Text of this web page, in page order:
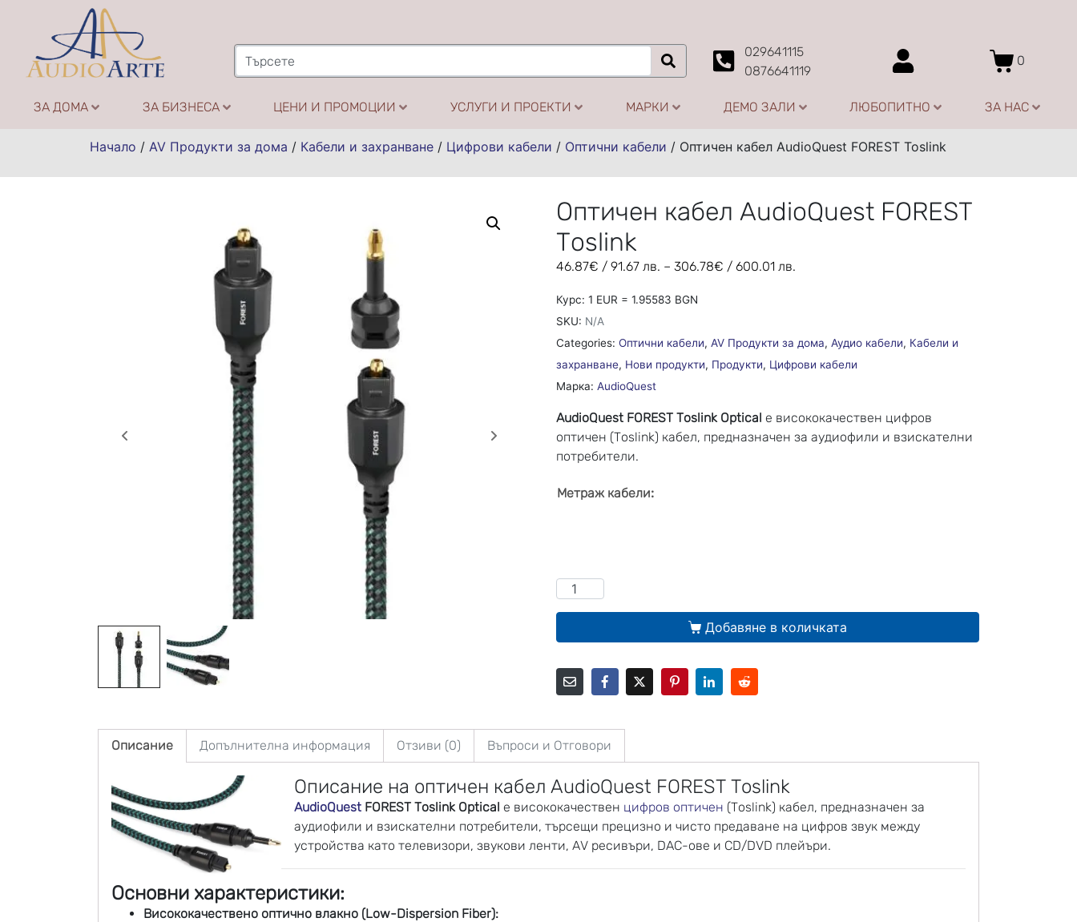
029641115
0876641119
0
ЗА ДОМА ЗА БИЗНЕСА ЦЕНИ И ПРОМОЦИИ УСЛУГИ И ПРОЕКТИ МАРКИ ДЕМО ЗАЛИ ЛЮБОПИТНО ЗА НАС
Начало / AV Продукти за дома / Кабели и захранване / Цифрови кабели / Оптични кабели / Оптичен кабел AudioQuest FOREST Toslink
Оптичен кабел AudioQuest FOREST
Toslink
46.87€ / 91.67 лв. – 306.78€ / 600.01 лв.
Курс: 1 EUR = 1.95583 BGN
SKU: N/A
Categories: Оптични кабели, AV Продукти за дома, Аудио кабели, Кабели и
захранване, Нови продукти, Продукти, Цифрови кабели
Марка: AudioQuest
AudioQuest FOREST Toslink Optical е висококачествен цифров
оптичен (Toslink) кабел, предназначен за аудиофили и взискателни
потребители.
Метраж кабели:
Добавяне в количката
Описание Допълнителна информация Отзиви (0) Въпроси и Отговори
Описание на оптичен кабел AudioQuest FOREST Toslink
AudioQuest FOREST Toslink Optical е висококачествен цифров оптичен (Toslink) кабел, предназначен за
аудиофили и взискателни потребители, търсещи прецизно и чисто предаване на цифров звук между
устройства като телевизори, звукови ленти, AV ресивъри, DAC-ове и CD/DVD плейъри.
Основни характеристики:
Висококачествено оптично влакно (Low-Dispersion Fiber):